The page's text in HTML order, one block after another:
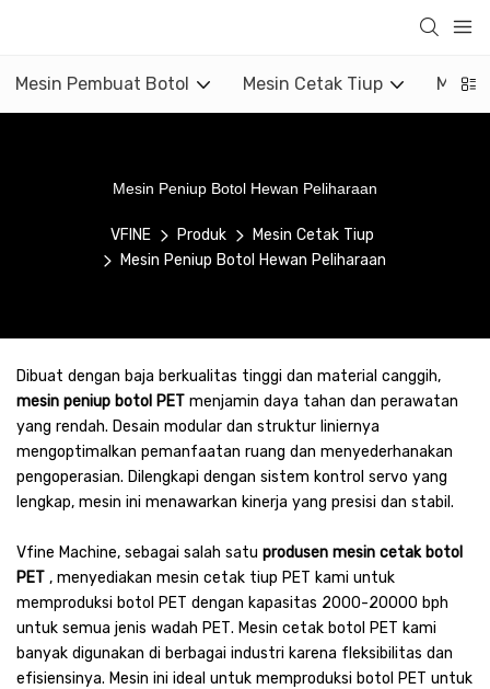
Mesin Pembuat Botol Mesin Cetak Tiup Mesin
Mesin Peniup Botol Hewan Peliharaan
VFINE Produk
Mesin Cetak Tiup
Mesin Peniup Botol Hewan Peliharaan
Dibuat dengan baja berkualitas tinggi dan material canggih,
mesin peniup botol PET menjamin daya tahan dan perawatan
yang rendah. Desain modular dan struktur liniernya
mengoptimalkan pemanfaatan ruang dan menyederhanakan
pengoperasian. Dilengkapi dengan sistem kontrol servo yang
lengkap, mesin ini menawarkan kinerja yang presisi dan stabil.
Vfine Machine, sebagai salah satu produsen mesin cetak botol
PET , menyediakan mesin cetak tiup PET kami untuk
memproduksi botol PET dengan kapasitas 2000-20000 bph
untuk semua jenis wadah PET. Mesin cetak botol PET kami
banyak digunakan di berbagai industri karena fleksibilitas dan
efisiensinya. Mesin ini ideal untuk memproduksi botol PET untuk